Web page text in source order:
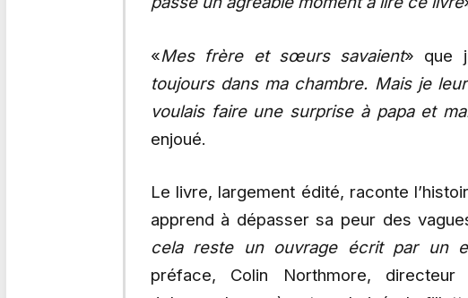
«Mes frère et sœurs savaient» que
toujours dans ma chambre. Mais je
voulais faire une surprise à papa et
enjoué.
Le livre, largement édité, raconte
apprend à dépasser sa peur des
cela reste un ouvrage écrit par un
préface, Colin Northmore,